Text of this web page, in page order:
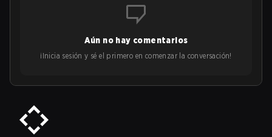
Aún no hay comentarios
¡Inicia sesión y sé el primero en comenzar la conversación!